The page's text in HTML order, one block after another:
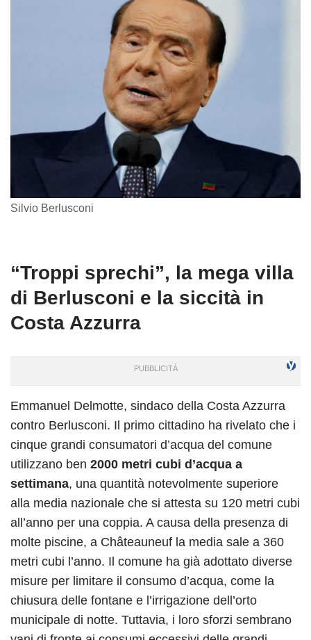
Silvio Berlusconi
“Troppi sprechi”, la mega villa
di Berlusconi e la siccità in
Costa Azzurra
Emmanuel Delmotte, sindaco della Costa Azzurra
contro Berlusconi. Il primo cittadino ha rivelato che i
cinque grandi consumatori d’acqua del comune
utilizzano ben 2000 metri cubi d’acqua a
settimana, una quantità notevolmente superiore
alla media nazionale che si attesta su 120 metri cubi
all’anno per una coppia. A causa della presenza di
molte piscine, a Châteauneuf la media sale a 360
metri cubi l’anno. Il comune ha già adottato diverse
misure per limitare il consumo d’acqua, come la
chiusura delle fontane e l’irrigazione dell’orto
municipale di notte. Tuttavia, i loro sforzi sembrano